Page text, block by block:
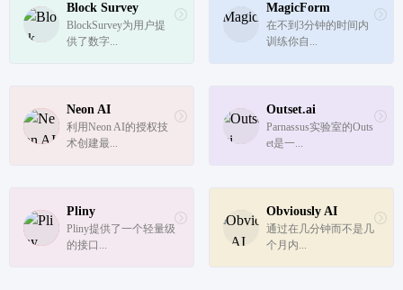
Block Survey
BlockSurvey为用户提
供了数字...
MagicForm
在不到3分钟的时间内
训练你自...
Neon AI
利用Neon AI的授权技
术创建最...
Outset.ai
Parnassus实验室的Outs
et是一...
Pliny
Pliny提供了一个轻量级
的接口...
Obviously AI
通过在几分钟而不是几
个月内...